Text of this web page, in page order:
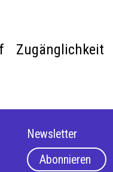
Zugänglichkeit
Newsletter
Abonnieren